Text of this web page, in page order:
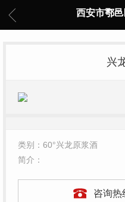
西安市鄠
兴
类别：60°兴龙原浆酒
简介：
咨询热